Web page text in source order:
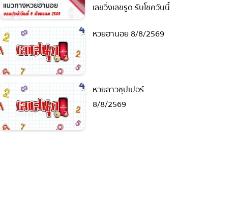
เลขวิ่งเลขรูด รับโชควันนี้
หวยฮานอย 8/8/2569
หวยลาวซุปเปอร์
8/8/2569